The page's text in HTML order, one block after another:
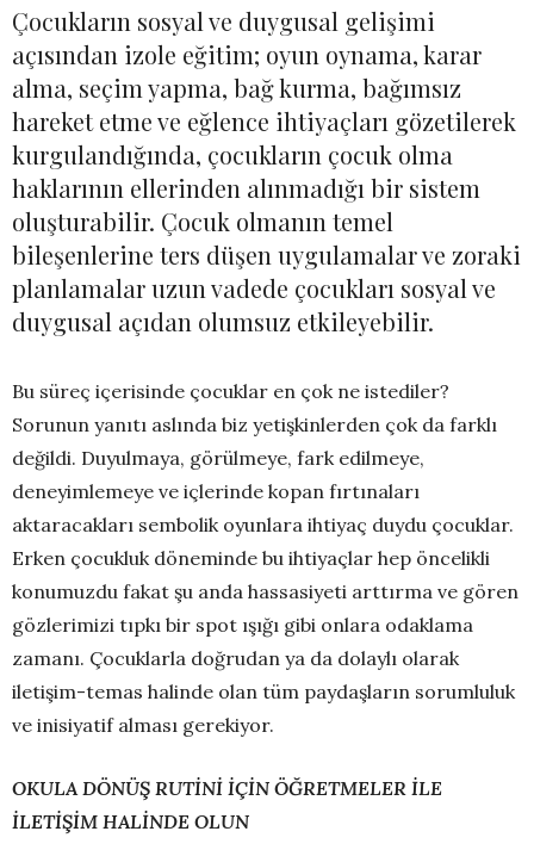
Çocukların sosyal ve duygusal gelişimi
açısından izole eğitim; oyun oynama, karar
alma, seçim yapma, bağ kurma, bağımsız
hareket etme ve eğlence ihtiyaçları gözetilerek
kurgulandığında, çocukların çocuk olma
haklarının ellerinden alınmadığı bir sistem
oluşturabilir. Çocuk olmanın temel
bileşenlerine ters düşen uygulamalar ve zoraki
planlamalar uzun vadede çocukları sosyal ve
duygusal açıdan olumsuz etkileyebilir.
Bu süreç içerisinde çocuklar en çok ne istediler?
Sorunun yanıtı aslında biz yetişkinlerden çok da farklı
değildi. Duyulmaya, görülmeye, fark edilmeye,
deneyimlemeye ve içlerinde kopan fırtınaları
aktaracakları sembolik oyunlara ihtiyaç duydu çocuklar.
Erken çocukluk döneminde bu ihtiyaçlar hep öncelikli
konumuzdu fakat şu anda hassasiyeti arttırma ve gören
gözlerimizi tıpkı bir spot ışığı gibi onlara odaklama
zamanı. Çocuklarla doğrudan ya da dolaylı olarak
iletişim-temas halinde olan tüm paydaşların sorumluluk
ve inisiyatif alması gerekiyor.
OKULA DÖNÜŞ RUTİNİ İÇİN ÖĞRETMELER İLE
İLETİŞİM HALİNDE OLUN